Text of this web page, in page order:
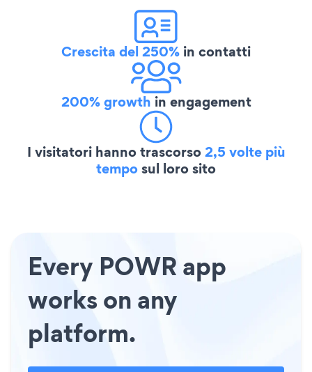
Crescita del 250% in contatti
200% growth in engagement
I visitatori hanno trascorso2,5 volte più
temposul loro sito
Every POWR app
works on any
platform.